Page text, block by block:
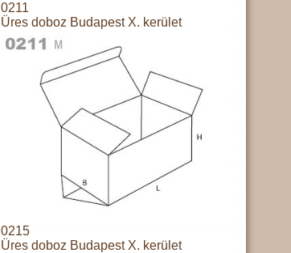
0211
Üres doboz Budapest X. kerület
0215
Üres doboz Budapest X. kerület